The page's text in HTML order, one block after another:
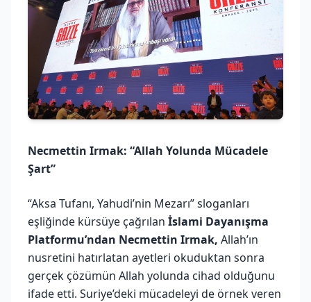
Necmettin Irmak: “Allah Yolunda Mücadele
Şart”
“Aksa Tufanı, Yahudi’nin Mezarı” sloganları
eşliğinde kürsüye çağrılan İslami Dayanışma
Platformu’ndan Necmettin Irmak, Allah’ın
nusretini hatırlatan ayetleri okuduktan sonra
gerçek çözümün Allah yolunda cihad olduğunu
ifade etti. Suriye’deki mücadeleyi de örnek veren